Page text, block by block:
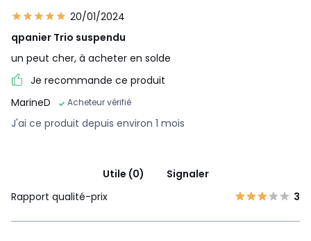
20/01/2024
qpanier Trio suspendu
un peut cher, à acheter en solde
Je recommande ce produit
MarineD
Acheteur vérifié
J'ai ce produit depuis environ 1 mois
Utile (0)
Signaler
Rapport qualité-prix
3